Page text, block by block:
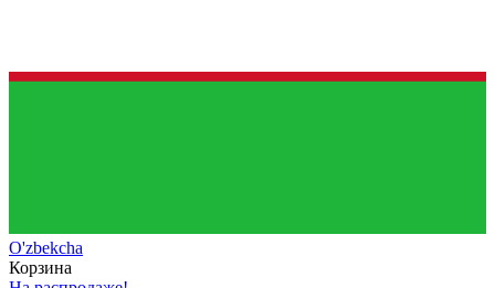
O'zbekcha
Корзина